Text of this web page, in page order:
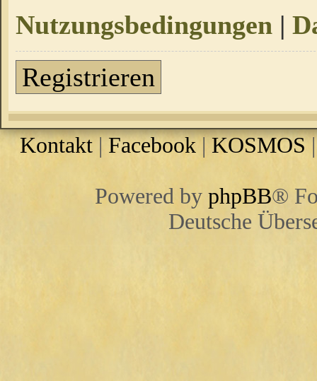
Nutzungsbedingungen |
Registrieren
Kontakt | Facebook |KOSMOS
Powered by phpBB®
Deutsche